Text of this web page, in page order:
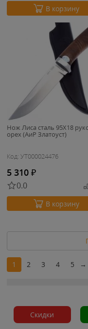
В корзину
Нож Лиса сталь 95Х18
орех (АиР Златоуст)
Код: УТ000024476
5 310 ₽
0.0
В корзину
1 2 3 4 5 →
Скидки